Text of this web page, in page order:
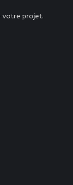
votre projet.